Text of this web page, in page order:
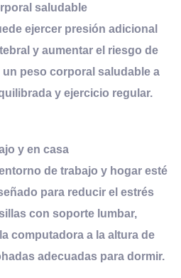
saludable
ejercer presión adicional
y aumentar el riesgo de
peso corporal saludable a
y ejercicio regular.
y encasa
de trabajo y hogar esté
para reducir el estrés
con soporte lumbar,
computadora a la altura de
adecuadas para dormir.